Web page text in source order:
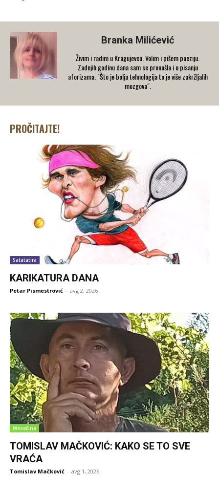
Branka Milićević
Živim i radim u Kragujevcu. Volim i pišem poeziju.
Zadnjih godinu dana sam se pronašla i u pisanju
aforizama. "Što je bolja tehnologija to je više zakržljalih
mozgova".
PROČITAJTE!
Satatatira
KARIKATURA DANA
Petar Pismestrović - avg 2, 2026
Mesečina
TOMISLAV MAČKOVIĆ: KAKO SE TO SVE
VRAĆA
Tomislav Mačković - avg 1, 2026